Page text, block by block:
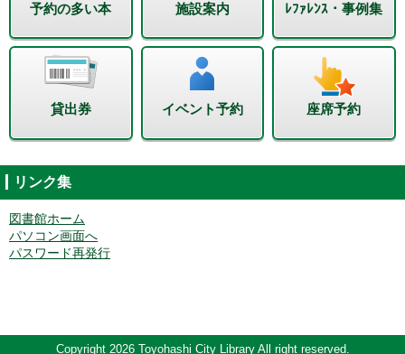
予約の多い本 施設案内 ﾚﾌｧﾚﾝｽ・事例集
貸出券 イベント予約 座席予約
リンク集
図書館ホーム
パソコン画面へ
パスワード再発行
Copyright 2026 Toyohashi City Library All right reserved.